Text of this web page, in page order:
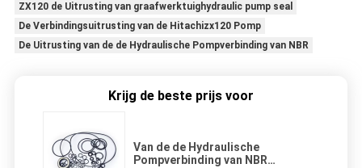
ZX120 de Uitrusting van graafwerktuighydraulic pump seal
De Verbindingsuitrusting van de Hitachizx120 Pomp
De Uitrusting van de de Hydraulische Pompverbinding van NBR
Krijg de beste prijs voor
Van de de Hydraulische
Pompverbinding van NBR